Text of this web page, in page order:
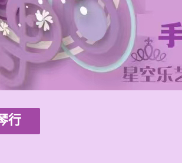
行